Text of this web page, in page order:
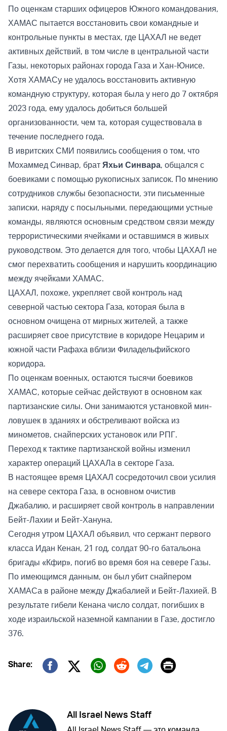
По оценкам старших офицеров Южного командования,
ХАМАС пытается восстановить свои командные и
контрольные пункты в местах, где ЦАХАЛ не ведет
активных действий, в том числе в центральной части
Газы, некоторых районах города Газа и Хан-Юнисе.
Хотя ХАМАСу не удалось восстановить активную
командную структуру, которая была у него до 7 октября
2023 года, ему удалось добиться большей
организованности, чем та, которая существовала в
течение последнего года.
В ивритских СМИ появились сообщения о том, что
Мохаммед Синвар, брат Яхьи Синвара, общался с
боевиками с помощью рукописных записок. По мнению
сотрудников службы безопасности, эти письменные
записки, наряду с посыльными, передающими устные
команды, являются основным средством связи между
террористическими ячейками и оставшимся в живых
руководством. Это делается для того, чтобы ЦАХАЛ не
смог перехватить сообщения и нарушить координацию
между ячейками ХАМАС.
ЦАХАЛ, похоже, укрепляет свой контроль над
северной частью сектора Газа, которая была в
основном очищена от мирных жителей, а также
расширяет свое присутствие в коридоре Нецарим и
южной части Рафаха вблизи Филадельфийского
коридора.
По оценкам военных, остаются тысячи боевиков
ХАМАС, которые сейчас действуют в основном как
партизанские силы. Они занимаются установкой мин-
ловушек в зданиях и обстреливают войска из
минометов, снайперских установок или РПГ.
Переход к тактике партизанской войны изменил
характер операций ЦАХАЛа в секторе Газа.
В настоящее время ЦАХАЛ сосредоточил свои усилия
на севере сектора Газа, в основном очистив
Джабалию, и расширяет свой контроль в направлении
Бейт-Лахии и Бейт-Хануна.
Сегодня утром ЦАХАЛ объявил, что сержант первого
класса Идан Кенан, 21 год, солдат 90-го батальона
бригады «Кфир», погиб во время боя на севере Газы.
По имеющимся данным, он был убит снайпером
ХАМАСа в районе между Джабалией и Бейт-Лахией. В
результате гибели Кенана число солдат, погибших в
ходе израильской наземной кампании в Газе, достигло
376.
Share:
Twitter (X)
Print
All Israel News Staff